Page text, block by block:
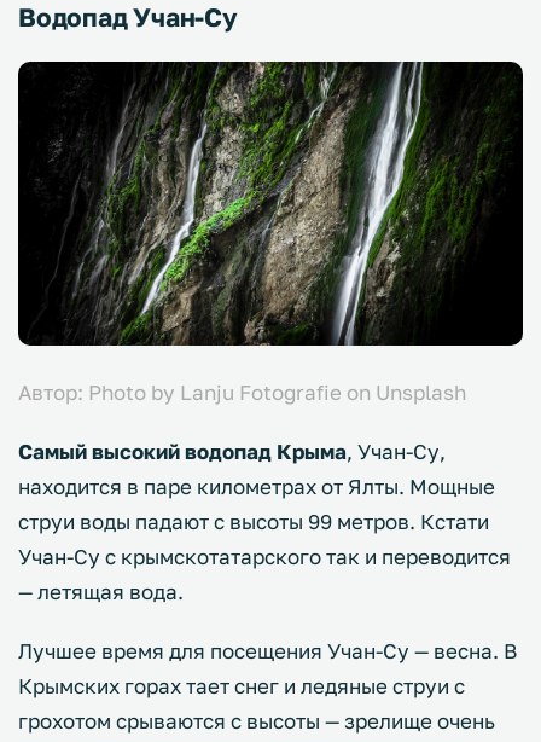
Водопад Учан-Су
Автор: Photo by Lanju Fotografie on Unsplash
Самый высокий водопад Крыма, Учан-Су,
находится в паре километрах от Ялты. Мощные
струи воды падают с высоты 99 метров. Кстати
Учан-Су с крымскотатарского так и переводится
— летящая вода.
Лучшее время для посещения Учан-Су — весна. В
Крымских горах тает снег и ледяные струи с
грохотом срываются с высоты — зрелище очень